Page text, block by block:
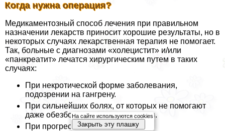
Когда нужна операция?
Медикаментозный способ лечения при правильном
назначении лекарств приносит хорошие результаты, но в
некоторых случаях лекарственная терапия не помогает.
Так, больные с диагнозами «холецистит» и/или
«панкреатит» лечатся хирургическим путем в таких
случаях:
При некротической форме заболевания,
подозрении на гангрену.
При сильнейших болях, от которых не помогают
даже обезболивающие препараты.
При прогрессировании болезни.
На сайте используются cookies
Закрыть эту плашку